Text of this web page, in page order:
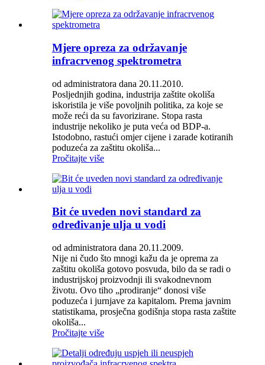
Mjere opreza za održavanje
infracrvenog spektrometra
od administratora dana 20.11.2010.
Posljednjih godina, industrija zaštite okoliša
iskoristila je više povoljnih politika, za koje se
može reći da su favorizirane. Stopa rasta
industrije nekoliko je puta veća od BDP-a.
Istodobno, rastući omjer cijene i zarade kotiranih
poduzeća za zaštitu okoliša...
Pročitajte više
Bit će uveden novi standard za
određivanje ulja u vodi
od administratora dana 20.11.2009.
Nije ni čudo što mnogi kažu da je oprema za
zaštitu okoliša gotovo posvuda, bilo da se radi o
industrijskoj proizvodnji ili svakodnevnom
životu. Ovo tiho „prodiranje“ donosi više
poduzeća i jurnjave za kapitalom. Prema javnim
statistikama, prosječna godišnja stopa rasta zaštite
okoliša...
Pročitajte više